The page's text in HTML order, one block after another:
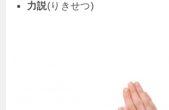
力説(りきせつ)